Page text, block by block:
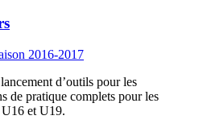
2016-2017
d’outils pour les
de pratique complets pour les
et U19.